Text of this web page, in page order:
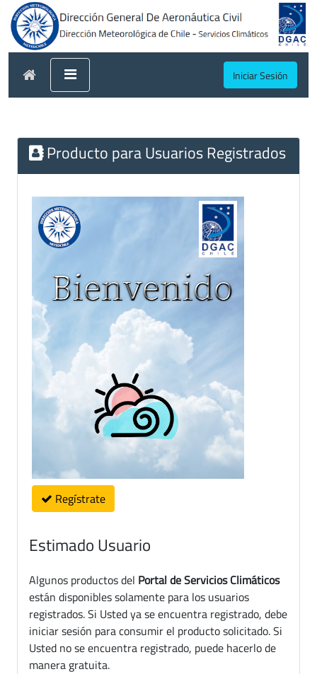
Iniciar Sesión
Producto para Usuarios Registrados
Regístrate
Estimado Usuario
Algunos productos del Portal de Servicios Climáticos
están disponibles solamente para los usuarios
registrados. Si Usted ya se encuentra registrado, debe
iniciar sesión para consumir el producto solicitado. Si
Usted no se encuentra registrado, puede hacerlo de
manera gratuita.